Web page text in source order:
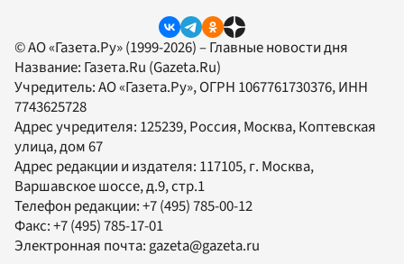
© АО «Газета.Ру» (1999-2026) – Главные новости дня
Название: Газета.Ru (Gazeta.Ru)
Учредитель:АО «Газета.Ру», ОГРН 1067761730376, ИНН
7743625728
Адрес учредителя: 125239, Россия, Москва, Коптевская
улица, дом 67
Адрес редакции и издателя: 117105, г. Москва,
Варшавское шоссе, д.9, стр.1
Телефон редакции:+7 (495) 785-00-12
Факс:+7 (495) 785-17-01
Электронная почта:gazeta@gazeta.ru